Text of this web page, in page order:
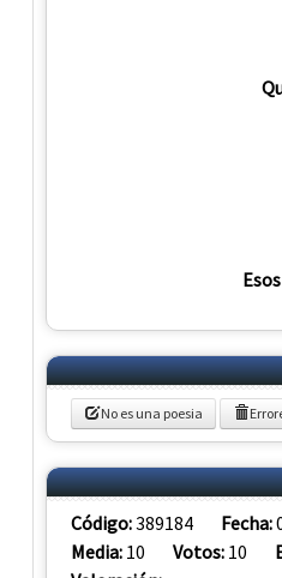
No es una poesia
Código:389184 Fecha:
Media: 10 Votos: 10